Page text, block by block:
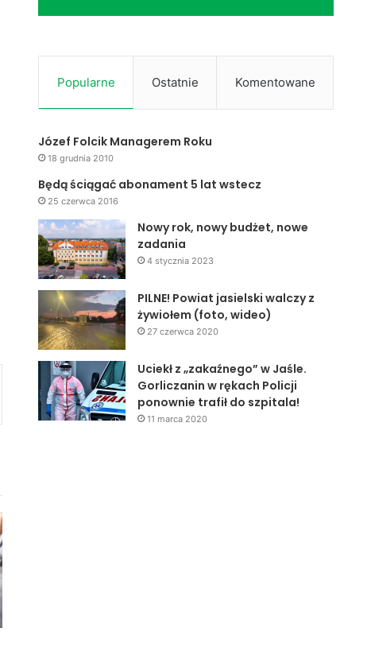
Popularne Ostatnie Komentowane
Józef Folcik Managerem Roku
18 grudnia 2010
Będą ściągać abonament 5 lat wstecz
25 czerwca 2016
Nowy rok, nowy budżet, nowe
zadania
4 stycznia 2023
PILNE! Powiat jasielski walczy z
żywiołem (foto, wideo)
27 czerwca 2020
Uciekł z „zakaźnego” w Jaśle.
Gorliczanin w rękach Policji
ponownie trafił do szpitala!
11 marca 2020